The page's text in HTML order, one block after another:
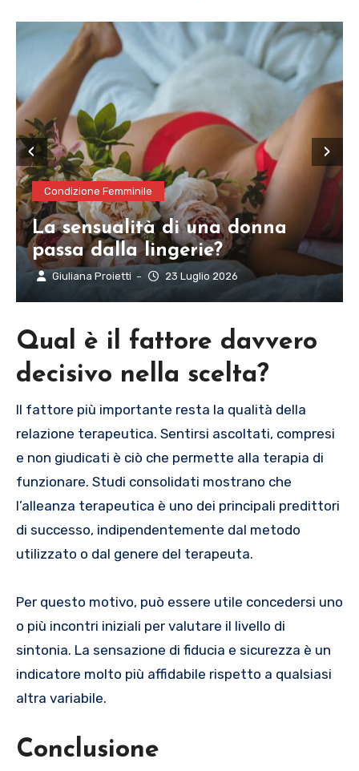
Condizione Femminile
La sensualità di una donna
passa dalla lingerie?
Giuliana Proietti – 23 Luglio 2026
‹ ›
Qual è il fattore davvero
decisivo nella scelta?
Il fattore più importante resta la qualità della
relazione terapeutica. Sentirsi ascoltati, compresi
e non giudicati è ciò che permette alla terapia di
funzionare. Studi consolidati mostrano che
l’alleanza terapeutica è uno dei principali predittori
di successo, indipendentemente dal metodo
utilizzato o dal genere del terapeuta.
Per questo motivo, può essere utile concedersi uno
o più incontri iniziali per valutare il livello di
sintonia. La sensazione di fiducia e sicurezza è un
indicatore molto più affidabile rispetto a qualsiasi
altra variabile.
Conclusione